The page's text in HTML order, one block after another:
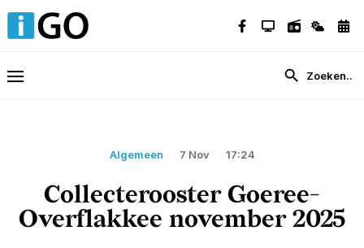
Algemeen 7 Nov 17:24
Collecterooster Goeree-
Overflakkee november 2025